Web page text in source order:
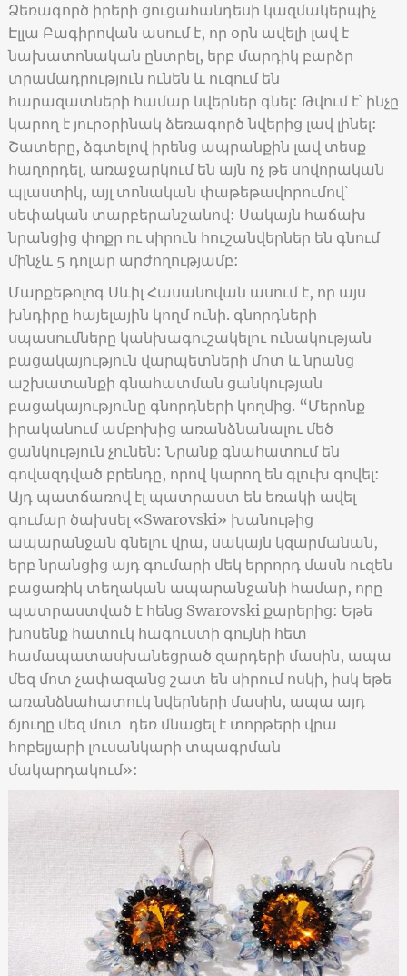
Ձեռագործ իրերի ցուցահանդեսի կազմակերպիչ
Էլլա Բագիրովան ասում է, որ օրն ավելի լավ է
նախատոնական ընտրել, երբ մարդիկ բարձր
տրամադրություն ունեն և ուզում են
հարազատների համար նվերներ գնել: Թվում է՝ ինչը
կարող է յուրօրինակ ձեռագործ նվերից լավ լինել:
Շատերը, ձգտելով իրենց ապրանքին լավ տեսք
հաղորդել, առաջարկում են այն ոչ թե սովորական
պլաստիկ, այլ տոնական փաթեթավորումով՝
սեփական տարբերանշանով: Սակայն հաճախ
նրանցից փոքր ու սիրուն հուշանվերներ են գնում
մինչև 5 դոլար արժողությամբ:
Մարքեթոլոգ Սևիլ Հասանովան ասում է, որ այս
խնդիրը հայելային կողմ ունի. գնորդների
սպասումները կանխագուշակելու ունակության
բացակայություն վարպետների մոտ և նրանց
աշխատանքի գնահատման ցանկության
բացակայությունը գնորդների կողմից. “Մերոնք
իրականում ամբոխից առանձնանալու մեծ
ցանկություն չունեն: Նրանք գնահատում են
գովազդված բրենդը, որով կարող են գլուխ գովել:
Այդ պատճառով էլ պատրաստ են եռակի ավել
գումար ծախսել «Swarovski» խանութից
ապարանջան գնելու վրա, սակայն կզարմանան,
երբ նրանցից այդ գումարի մեկ երրորդ մասն ուզեն
բացառիկ տեղական ապարանջանի համար, որը
պատրաստված է հենց Swarovski քարերից: Եթե
խոսենք հատուկ հագուստի գույնի հետ
համապատասխանեցրած զարդերի մասին, ապա
մեզ մոտ չափազանց շատ են սիրում ոսկի, իսկ եթե
առանձնահատուկ նվերների մասին, ապա այդ
ճյուղը մեզ մոտ դեռ մնացել է տորթերի վրա
հոբելյարի լուսանկարի տպագրման
մակարդակում»: